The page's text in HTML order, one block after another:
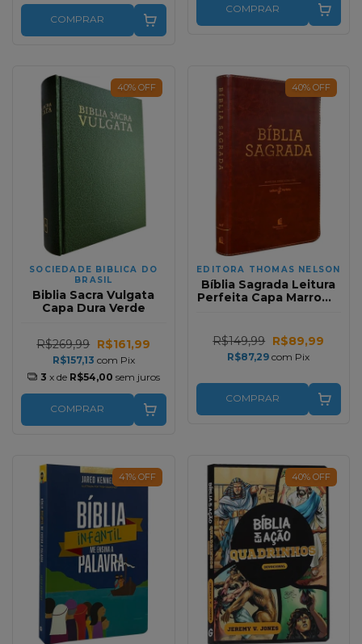
COMPRAR
COMPRAR
40% OFF
SOCIEDADE BIBLICA DO
BRASIL
Biblia Sacra Vulgata
Capa Dura Verde
R$269,99 R$161,99
R$157,13 com Pix
3 x de R$54,00 sem juros
COMPRAR
40% OFF
EDITORA THOMAS NELSON
Bíblia Sagrada Leitura
Perfeita Capa Marrom |
R$149,99 R$89,99
R$87,29com Pix
COMPRAR
41% OFF 40% OFF